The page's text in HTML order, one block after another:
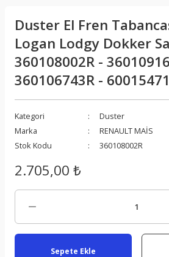
Duster El Fren
Logan Lodgy Dokker
360108002R -
360106743R -
Kategori
Duster
Marka
RENAULT MAİS
Stok Kodu
360108002R
2.705,00 ₺
Sepete Ekle